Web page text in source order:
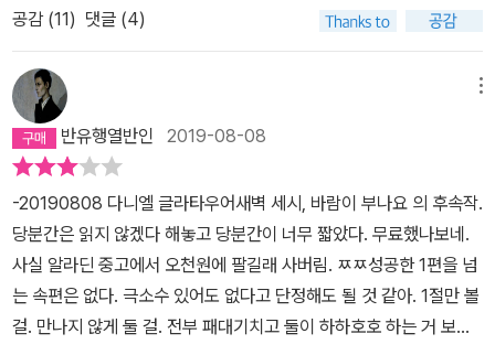
까지, 그리고 요즘 에미의 근황(남편의 입장에서)빨리 이 해프닝이 끝
나기를 바라는 현실 남편으로서의 부탁.이를 보고 한동안 에미는 무
척 화가 나 며칠 후 레오에게 글을 쓴다.소설을 찬찬히 읽어보면 남자
입장에서보다 여자 입장에서 쓴 에미의 글이 더 공감이 간다.이 작가
는 어쩜 그렇게 여자의 마음을 꿰뚫듯 잘 알지?레오, 당신은 상상할
수 없을 거예요. ‘당신들‘이 나에게 무슨 짓을 한 건지. 배신당한 느낌,
물건이 되어 팔려버린 느낌이에요. 내 남편과 애인이 나 몰래 협정을
맺다니! 둘 중 한 사람이 나를 생생하게 느끼고 싶다면 다른 한 사람이
특별히 눈감아준다고요? 그러고 나서 한 사람이 영원히 사라져주면
다른 한 사람이 나를 영원히 갖는다고요? 어디서 주운 물건인 양 한
사람은 나를 원래 소유주인 내 남편에게 돌려주고, 다른 한 사람은 일
부족하고 말할수록 어긋나고 그러다 어느 순간엔 데칼코마니처럼 마
현되어 서로 나누는 감정이더라.할퀴기도 하고 보듬기도 하고 갈증에
애를 태우는 언어들 뒤에서 내가 에미가 되었다가 레오가 되었다가,
그녀가 되었다가 그가 되었다가, 목소리톤을 번갈아 조금씩 바꿔가며
읽어나갔다. 참 좋았다. 좀 간지러운(?) 대사들도 있었고 아릿하게 가
슴을 적시고 울리는 대사들도 있었다. 달콤하거나 씁쓸하거나 날카롭
거나 다정한 말 아니 글이 감정을 들었다놓았다 하며 자신을 드러내
거나 감추며 상대를 탐닉하고 있었다. 조사 하나, 단어 하나, 괄호 하
나, 점 하나, 말줄임표 하나, 느낌표 하나에도 그들의 다 드러내지 못
하는 감정이 실려있었다.망설임, 주저함, 다가감, 그리움, 시기, 질투,
인이 생겼다. 그녀의 이름은 파멜라. 오, 눈치 없는 독자라도 다 알아
차리겠다. 이 여자, 가엾게 사랑을 마치겠구나... 눈앞에서 만질 수 있
고, 목소리를 들을 수 있고, 서로를 느낄 수 있는 상대이건만, 보이지
않는 이메일 저 너머의 연인이 더 강력해질 수도 있다니...보면은, 에
미는 좀 이기적으로 보였고, 막무가내형으로도 보였지만 자신에게 솔
직했다. 그에 비해서 레오는 좀 더 예의가 바르고 이성적으로 대처했
지만, 지나치게 조심스러웠고, 그래서 또 솔직하지 않았다. 나름대로
는 최선을 다했지만, 그게 서로에게 좋은 결과가 되지 못한다는 걸, 그
는 좀 더 깨져보고서야 알아차릴 수 있었다. 뭐, 그게 인생인 거지만.
온라인 상에서 알게 된, 호감을 지녔던 이와 만남을 가졌던 적이 있다.
첫번째 만남은 좋았다. 우린 즐겁게 수다를 떨었고, 대여섯 시간의 대
공감 (11) 댓글 (4)
반유행열반인 2019-08-08
-20190808 다니엘 글라타우어새벽 세시, 바람이 부나요 의 후속작.
당분간은 읽지 않겠다 해놓고 당분간이 너무 짧았다. 무료했나보네.
사실 알라딘 중고에서 오천원에 팔길래 사버림. ㅉㅉ성공한 1편을 넘
는 속편은 없다. 극소수 있어도 없다고 단정해도 될 것 같아. 1절만 볼
걸. 만나지 않게 둘 걸. 전부 패대기치고 둘이 하하호호 하는 거 보지